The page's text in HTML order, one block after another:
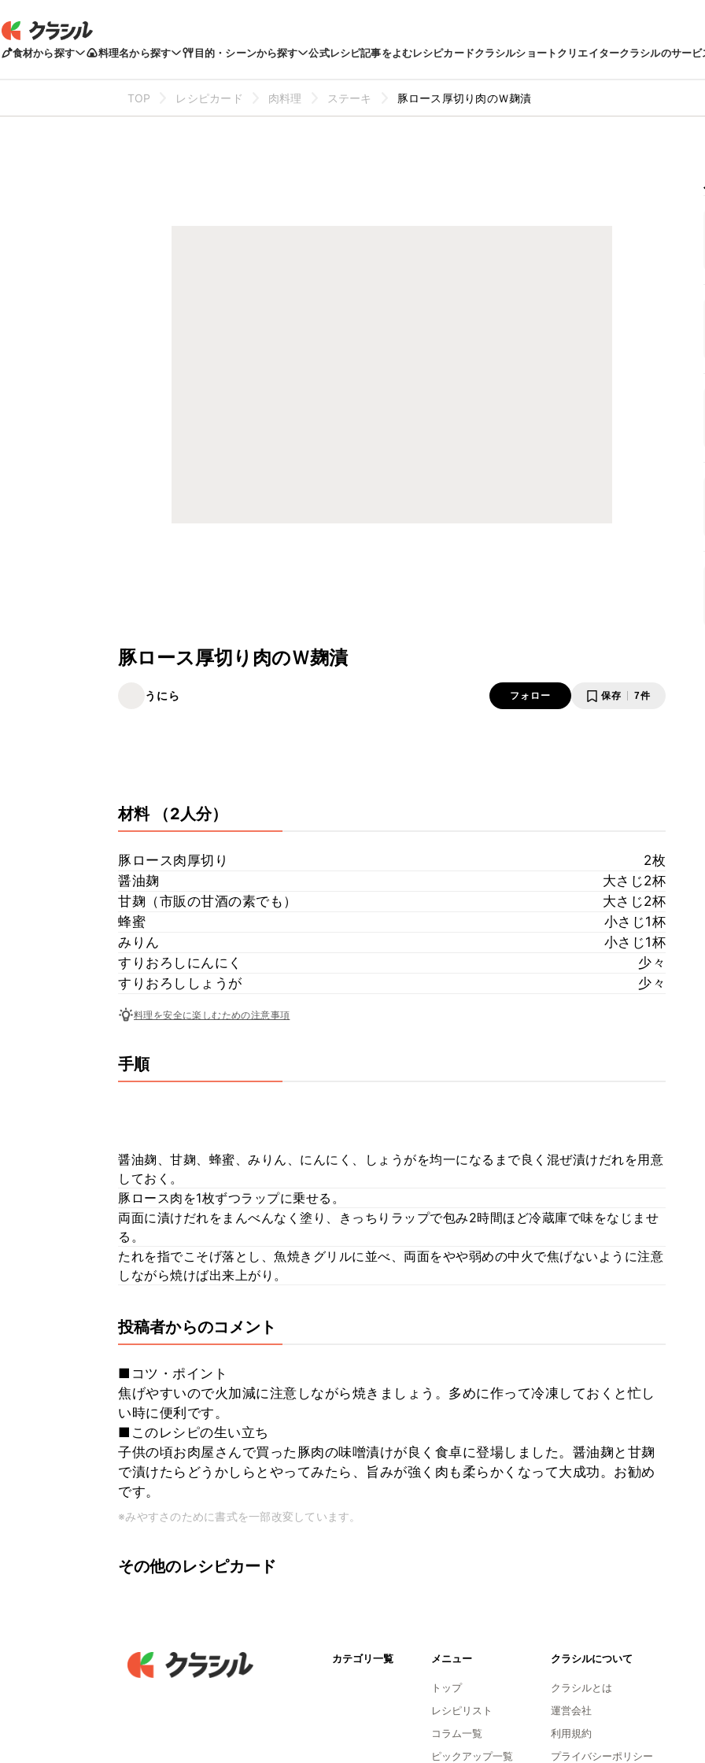
食材から探す 料理名から探す 目的・シーンから探す 公式レシピ記事をよむレシピカードクラシルショートクリエイタークラシルのサービ
TOP レシピカード 肉料理 ステーキ 豚ロース厚切り肉のＷ麹漬
豚ロース厚切り肉のＷ麹漬
うにら フォロー 保存 7件
材料 （2人分）
豚ロース肉厚切り
2枚
醤油麹
大さじ2杯
甘麹（市販の甘酒の素でも）
大さじ2杯
蜂蜜
小さじ1杯
みりん
小さじ1杯
すりおろしにんにく
少々
すりおろししょうが
少々
料理を安全に楽しむための注意事項
手順
醤油麹、甘麹、蜂蜜、みりん、にんにく、しょうがを均一になるまで良く混ぜ漬けだれを用意
しておく。
豚ロース肉を1枚ずつラップに乗せる。
両面に漬けだれをまんべんなく塗り、きっちりラップで包み2時間ほど冷蔵庫で味をなじませ
る。
たれを指でこそげ落とし、魚焼きグリルに並べ、両面をやや弱めの中火で焦げないように注意
しながら焼けば出来上がり。
投稿者からのコメント
■コツ・ポイント
焦げやすいので火加減に注意しながら焼きましょう。多めに作って冷凍しておくと忙し
い時に便利です。
■このレシピの生い立ち
子供の頃お肉屋さんで買った豚肉の味噌漬けが良く食卓に登場しました。醤油麹と甘麹
で漬けたらどうかしらとやってみたら、旨みが強く肉も柔らかくなって大成功。お勧め
です。
※みやすさのために書式を一部改変しています。
その他のレシピカード
カテゴリ一覧 メニュー
トップ
レシピリスト
コラム一覧
ピックアップ一覧
クラシルについて
クラシルとは
運営会社
利用規約
プライバシーポリシー